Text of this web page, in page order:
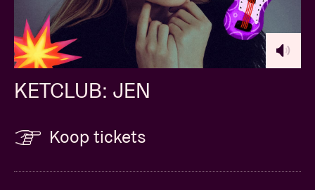
KETCLUB: JEN
Koop tickets